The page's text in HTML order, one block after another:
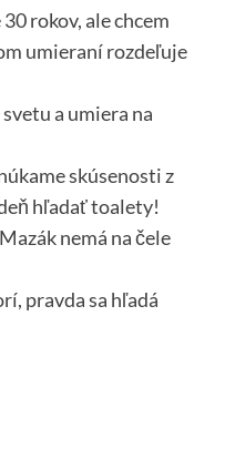
rokov, ale chcem
umieraní rozdeľuje
a umiera na
skúsenosti z
hľadať toalety!
nemá na čele
pravda sa hľadá